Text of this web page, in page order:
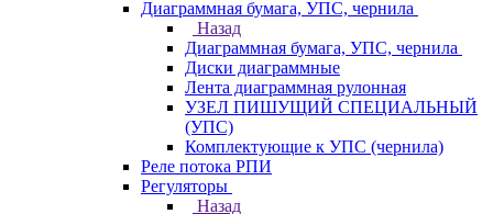
Диаграммная бумага, УПС, чернила
Назад
Диаграммная бумага, УПС, чернила
Диски диаграммные
Лента диаграммная рулонная
УЗЕЛ ПИШУЩИЙ СПЕЦИАЛЬНЫЙ
(УПС)
Комплектующие к УПС (чернила)
Реле потока РПИ
Регуляторы
Назад